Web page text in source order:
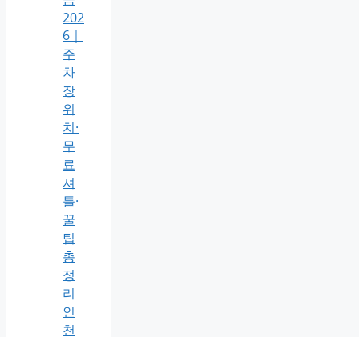
202
6｜
주
차
장
위
치·
무
료
셔
틀·
꿀
팁
총
정
리
인
천